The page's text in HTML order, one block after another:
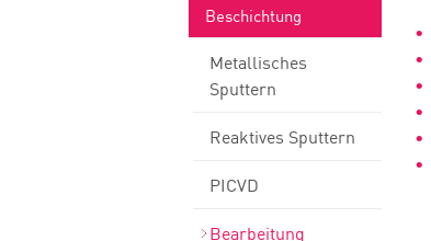
Beschichtung
Metallisches
Sputtern
Reaktives Sputtern
PICVD
Bearbeitung